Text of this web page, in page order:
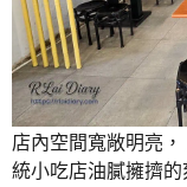
店內空間寬敞明亮
統小吃店油膩擁擠